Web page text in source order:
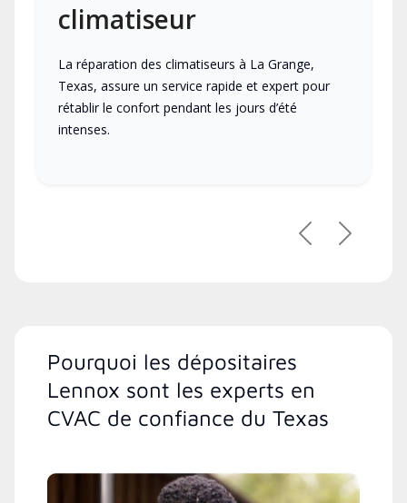
climatiseur
La réparation des climatiseurs à La Grange,
Texas, assure un service rapide et expert pour
rétablir le confort pendant les jours d’été
intenses.
PrécédentSuivant
Pourquoi les dépositaires
Lennox sont les experts en
CVAC de confiance du Texas